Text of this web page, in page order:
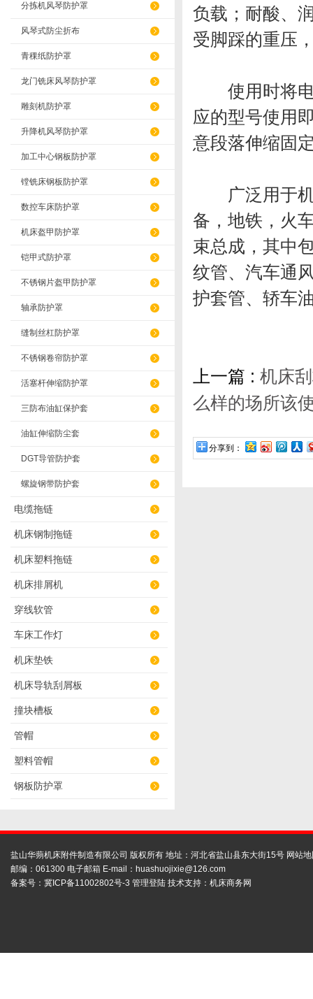
分拣机风琴防护罩
风琴式防尘折布
青稞纸防护罩
龙门铣床风琴防护罩
雕刻机防护罩
升降机风琴防护罩
加工中心钢板防护罩
镗铣床钢板防护罩
数控车床防护罩
机床盔甲防护罩
铠甲式防护罩
不锈钢片盔甲防护罩
轴承防护罩
缝制丝杠防护罩
不锈钢卷帘防护罩
活塞杆伸缩防护罩
三防布油缸保护套
油缸伸缩防尘套
DGT导管防护套
螺旋钢带防护套
电缆拖链
机床钢制拖链
机床塑料拖链
机床排屑机
穿线软管
车床工作灯
机床垫铁
机床导轨刮屑板
撞块槽板
管帽
塑料管帽
钢板防护罩
负载；耐酸、
受脚踩的重压
使用时将电
应的型号使用
意段落伸缩固
广泛用于机
备，地铁，火
束总成，其中
纹管、汽车通
护套管、轿车
上一篇 : 机床
么样的场所该
分享到：
盐山华蒴机床附件制造有限公司 版权所有 地址：河北省盐山县东大街15号 网站
邮编：061300 电子邮箱 E-mail： huashuojixie@126.com
备案号： 冀ICP备11002802号-3 管理登陆 技术支持： 机床商务网